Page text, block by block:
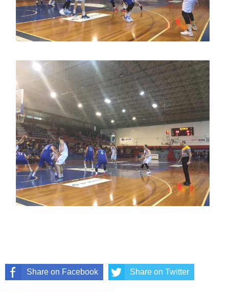
Share on Facebook Share on Twitter